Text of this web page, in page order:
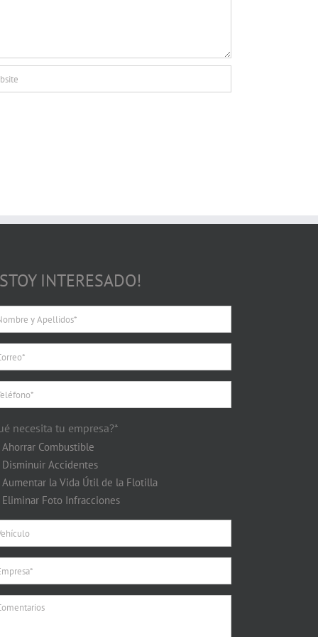
INTERESADO!
necesita tu empresa?*
Ahorrar Combustible
Disminuir Accidentes
Aumentar la Vida Útil de la Flotilla
Eliminar Foto Infracciones